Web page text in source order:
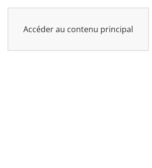
Accéder au contenu principal